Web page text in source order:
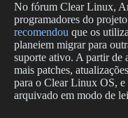
No fórum Clear Linux,
programadores do
recomendou que os
planeiem migrar para
suporte ativo. A partir de
mais patches,
para o Clear Linux OS,
arquivado em modo de